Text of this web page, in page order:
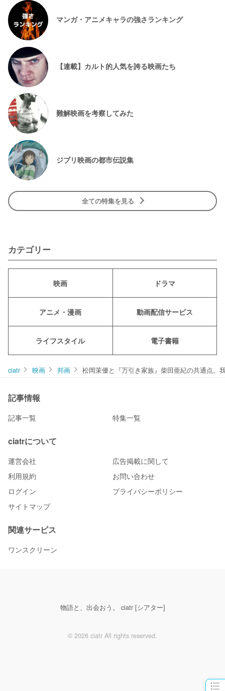
マンガ・アニメキャラの強さランキング
【連載】カルト的人気を誇る映画たち
難解映画を考察してみた
ジブリ映画の都市伝説集
全ての特集を見る
カテゴリー
映画 ドラマ
アニメ・漫画 動画配信サービス
ライフスタイル 電子書籍
ciatr 映画 邦画 松岡茉優と『万引き家族』柴田亜紀の共通点。
記事情報
記事一覧 特集一覧
ciatrについて
運営会社
広告掲載に関して
利用規約
お問い合わせ
ログイン
プライバシーポリシー
サイトマップ
関連サービス
ワンスクリーン
物語と、出会おう。 ciatr [シアター]
© 2026 ciatr All rights reserved.